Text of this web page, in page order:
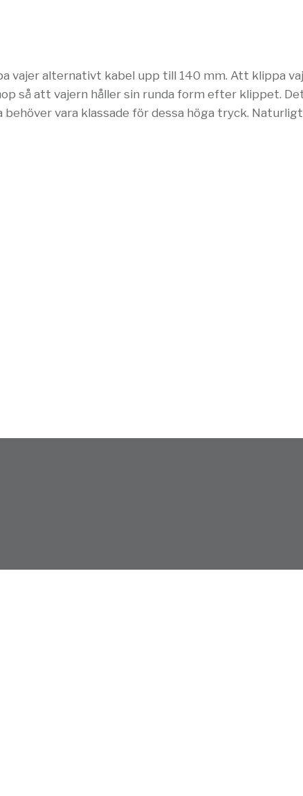
vajer alternativt kabel upp till 140 mm. Att klippa
så att vajern håller sin runda form efter klippet.
vara klassade för dessa höga tryck.